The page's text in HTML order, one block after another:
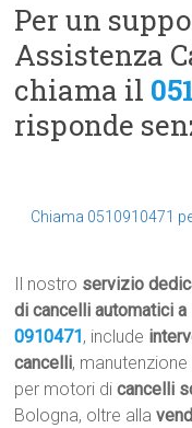
Per un
Assistenza
chiama il
risponde
Chiama 0510910471
Il nostro servizio
di cancelli automatici
0910471 , include
cancelli,
per motori dicancelli
Bologna, oltre alla